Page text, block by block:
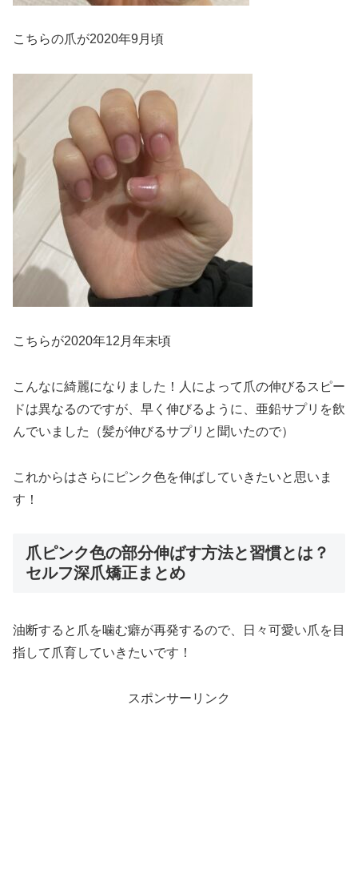
こちらの爪が2020年9月頃
こちらが2020年12月年末頃
こんなに綺麗になりました！人によって爪の伸びるスピー
ドは異なるのですが、早く伸びるように、亜鉛サプリを飲
んでいました（髪が伸びるサプリと聞いたので）
これからはさらにピンク色を伸ばしていきたいと思いま
す！
爪ピンク色の部分伸ばす方法と習慣とは？
セルフ深爪矯正まとめ
油断すると爪を噛む癖が再発するので、日々可愛い爪を目
指して爪育していきたいです！
スポンサーリンク